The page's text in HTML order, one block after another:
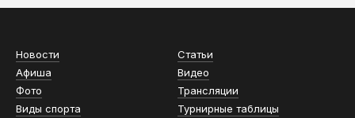
Новости
Статьи
Афиша
Видео
Фото
Трансляции
Виды спорта
Турнирные таблицы